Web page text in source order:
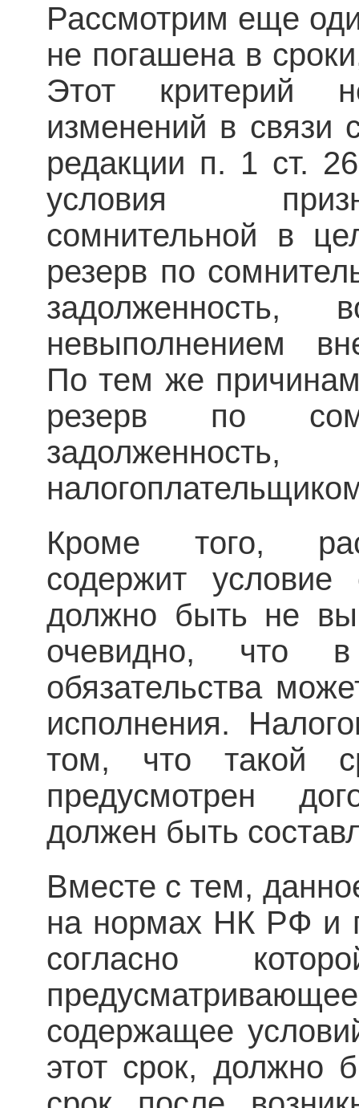
Рассмотрим еще
не погашена в
Этот критерий
изменений в связи
редакции п. 1 ст.
условия
сомнительной в
резерв по
невыполнением
По тем же
резерв по
Кроме того,
содержит
должно быть не
очевидно, что в
обязательства
исполнения.
том, что такой
предусмотрен
должен быть
Вместе с тем,
на нормах НК РФ и
согласно
содержащее
этот срок, должно